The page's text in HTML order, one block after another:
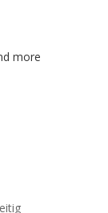
more